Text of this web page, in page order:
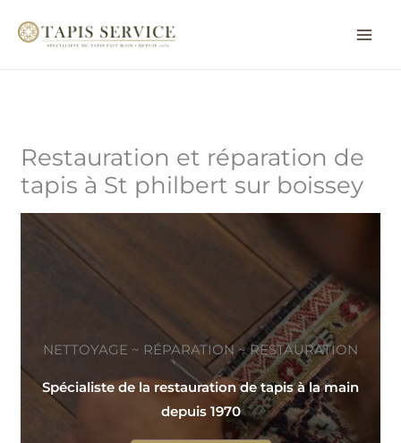
Restauration et réparation de
tapis à St philbert sur boissey
NETTOYAGE ~ RÉPARATION ~ RESTAURATION
Spécialiste de la restauration de tapis à la main
depuis 1970